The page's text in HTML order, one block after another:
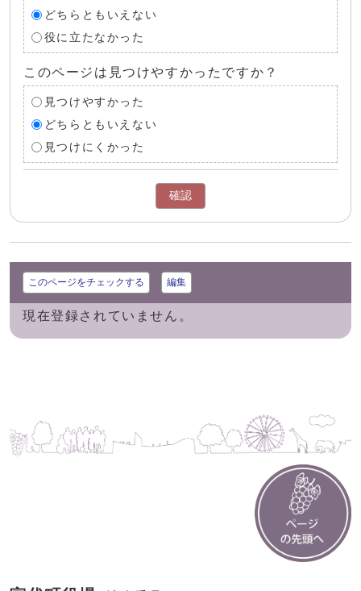
どちらともいえない
役に立たなかった
このページは見つけやすかったですか？
見つけやすかった
どちらともいえない
見つけにくかった
確認
このページをチェックする 編集
現在登録されていません。